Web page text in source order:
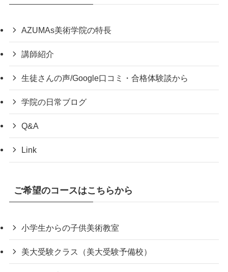
AZUMAs美術学院の特長
講師紹介
生徒さんの声/Google口コミ・合格体験談から
学院の日常ブログ
Q&A
Link
ご希望のコースはこちらから
小学生からの子供美術教室
美大受験クラス（美大受験予備校）